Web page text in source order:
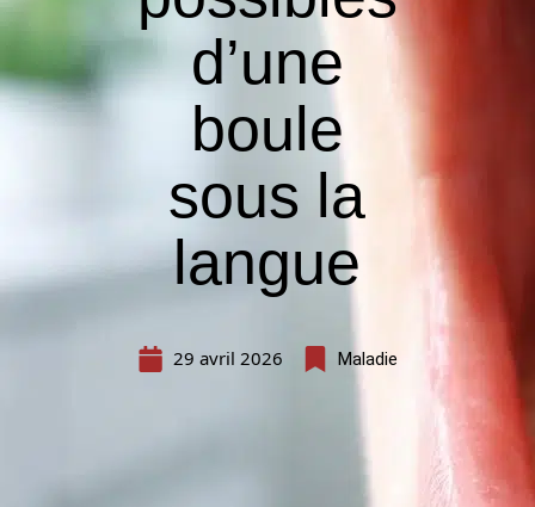
d’une
boule
sous la
langue
29 avril 2026 Maladie